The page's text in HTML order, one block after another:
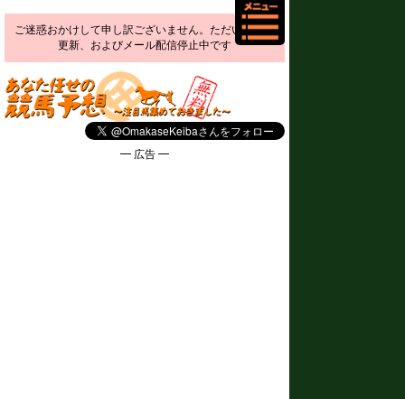
ご迷惑おかけして申し訳ございません。ただいま予想
更新、およびメール配信停止中です
━ 広告 ━